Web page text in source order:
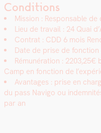
Conditions
Mis­sion : Respon­s­able
Lieu de tra­vail : 24 Quai
Con­trat : CDD 6 mois
Date de prise de fonc­tion
Rémunéra­tion :
Camp en fonc­tion de
Avan­tages : prise en
du pass Nav­i­go ou
par an